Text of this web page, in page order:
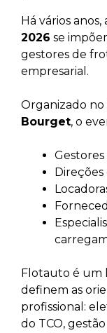
Há vários anos,
2026 se
gestores de
empresarial.
Organizado no
Bourget, o
Direções
Flotauto é um
definem as
profissional:
do TCO,